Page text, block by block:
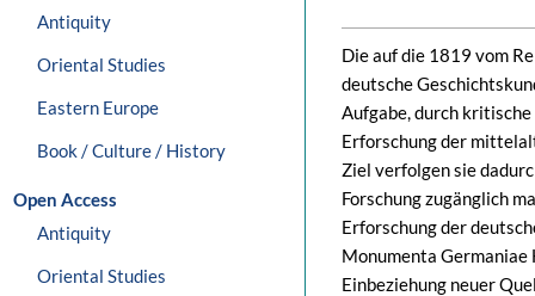
Antiquity
Oriental Studies
Eastern Europe
Book / Culture / History
Open Access
Antiquity
Oriental Studies
Die auf die 1819 vom
deutsche
Aufgabe, durch
Erforschung der
Ziel verfolgen sie
Forschung zugänglich
Erforschung der
Monumenta Germaniae
Einbeziehung neuer